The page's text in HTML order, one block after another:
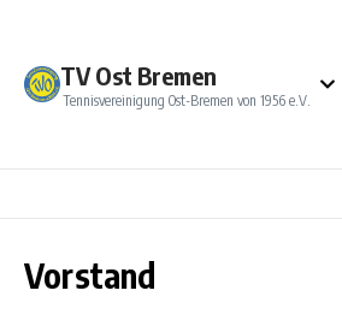
TV Ost Bremen
Tennisvereinigung Ost-Bremen von 1956 e.V.
Vorstand